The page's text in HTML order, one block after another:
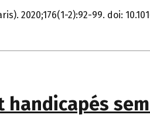
2020;176(1-2):92-99. doi: